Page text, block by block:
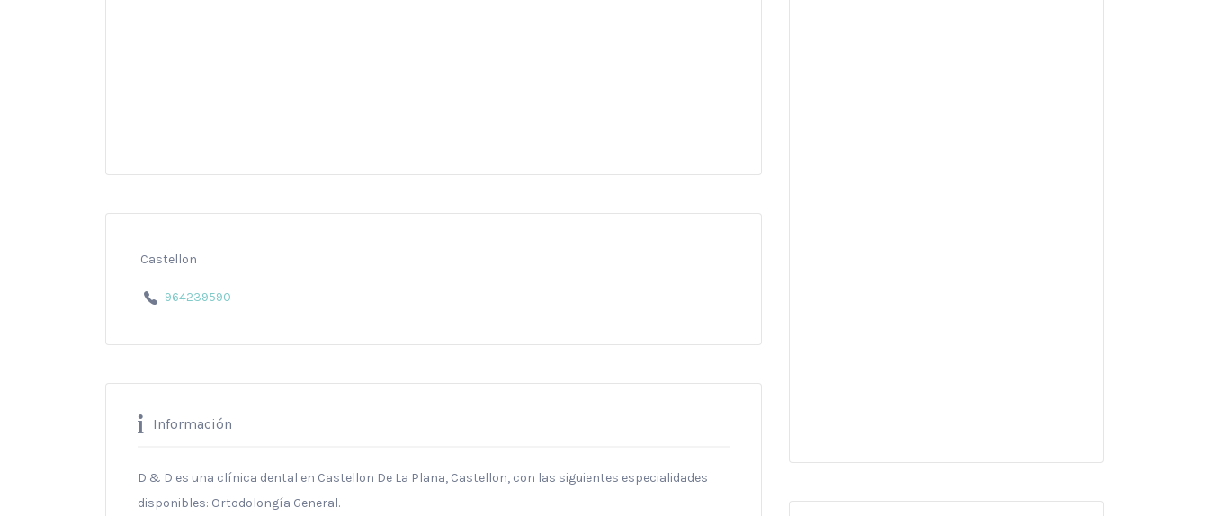
Castellon
964239590
Información
D & D es una clínica dental en Castellon De La Plana, Castellon, con las siguientes especialidades
disponibles: Ortodolongía General.